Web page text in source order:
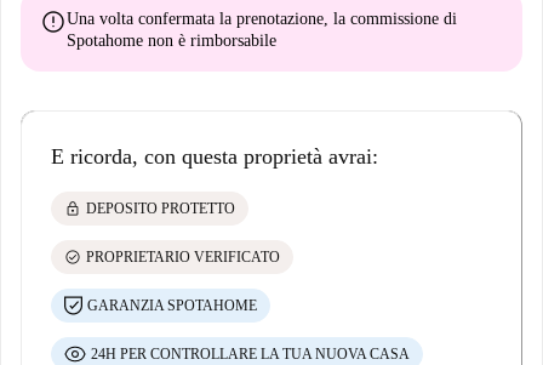
errorUna volta confermata la prenotazione, la commissione di
Spotahome non è rimborsabile
E ricorda, con questa proprietà avrai:
lock DEPOSITO PROTETTO
check_circle PROPRIETARIO VERIFICATO
GARANZIA SPOTAHOME
24H PER CONTROLLARE LA TUA NUOVA CASA